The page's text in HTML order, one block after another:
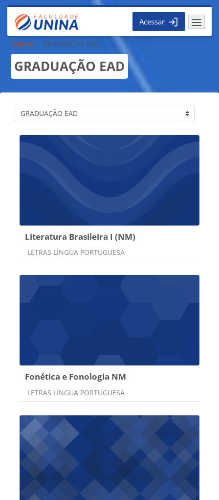
Ir para o conteúdo principal
Acessar
Cursos GRADUAÇÃO EAD
GRADUAÇÃO EAD
Categorias de Cursos
Literatura Brasileira I (NM)
Categoria do curso
LETRAS LÍNGUA PORTUGUESA
Fonética e Fonologia NM
Categoria do curso
LETRAS LÍNGUA PORTUGUESA